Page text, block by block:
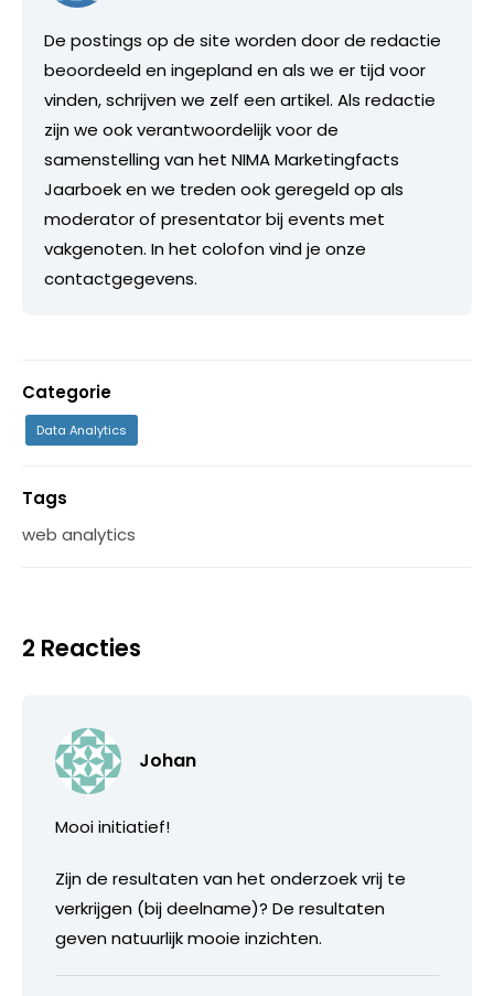
De postings op de site worden door de redactie
beoordeeld en ingepland en als we er tijd voor
vinden, schrijven we zelf een artikel. Als redactie
zijn we ook verantwoordelijk voor de
samenstelling van het NIMA Marketingfacts
Jaarboek en we treden ook geregeld op als
moderator of presentator bij events met
vakgenoten. In het colofon vind je onze
contactgegevens.
Categorie
Data Analytics
Tags
web analytics
2 Reacties
Johan
Mooi initiatief!
Zijn de resultaten van het onderzoek vrij te
verkrijgen (bij deelname)? De resultaten
geven natuurlijk mooie inzichten.